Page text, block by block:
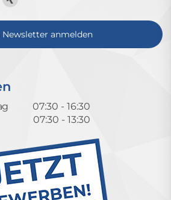
Zum
Xing-
Profil
anmelden
07:30 - 16:30
07:30 - 13:30